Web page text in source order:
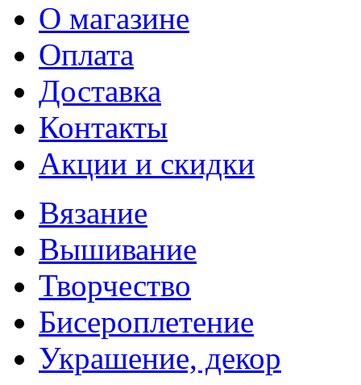
О магазине
Оплата
Доставка
Контакты
Акции и скидки
Вязание
Вышивание
Творчество
Бисероплетение
Украшение, декор